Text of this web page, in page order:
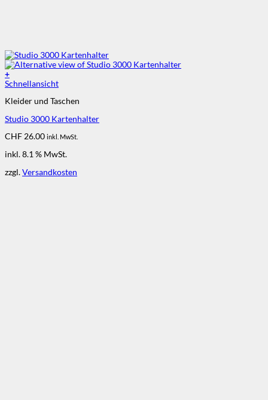
+
Schnellansicht
Kleider und Taschen
Studio 3000 Kartenhalter
CHF26.00 inkl. MwSt.
inkl. 8.1 % MwSt.
zzgl.Versandkosten